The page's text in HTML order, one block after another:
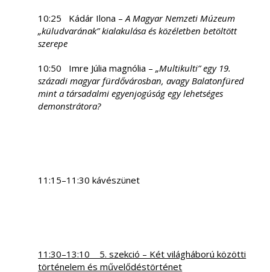
10:25 Kádár Ilona –A Magyar Nemzeti Múzeum
„küludvarának” kialakulása és közéletben betöltött
szerepe
10:50 Imre Júlia magnólia –„Multikulti” egy 19.
századi magyar fürdővárosban, avagy Balatonfüred
mint a társadalmi egyenjogúság egy lehetséges
demonstrátora?
11:15–11:30 kávészünet
11:30–13:10 5. szekció – Két világháború közötti
történelem és művelődéstörténet